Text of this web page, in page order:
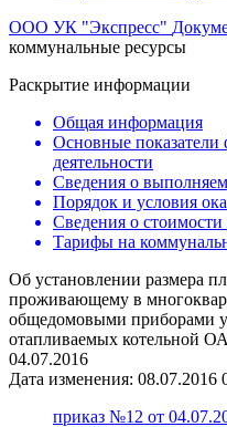
ООО УК "Экспресс"
коммунальные ресурсы
Раскрытие информации
Общая информация
Основные показатели
деятельности
Сведения о
Порядок и условия
Сведения о стоимости
Тарифы на
Об установлении размера
проживающему в
общедомовыми приборами
отапливаемых котельной
04.07.2016
Дата изменения: 08.07.2016
приказ №12 от